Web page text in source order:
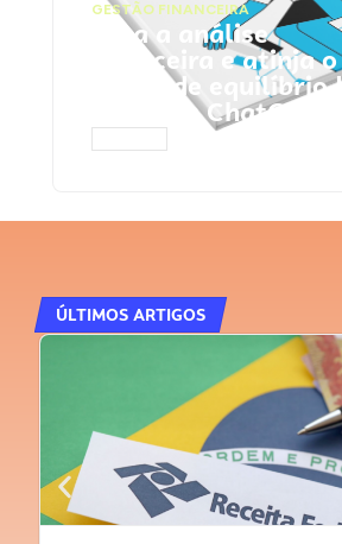
GESTÃO FINANCEIRA
Faça a análise
financeira e atinja o
ponto de equilíbrio |
Prompts ChatGPT
ÚLTIMOS ARTIGOS